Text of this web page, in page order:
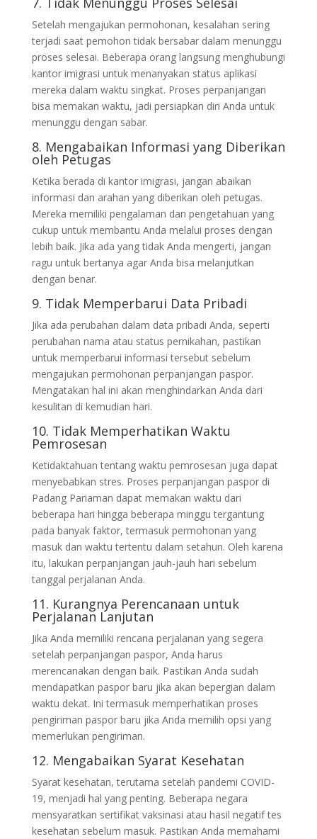
Setelah mengajukan permohonan, kesalahan sering
terjadi saat pemohon tidak bersabar dalam menunggu
proses selesai. Beberapa orang langsung menghubungi
kantor imigrasi untuk menanyakan status aplikasi
mereka dalam waktu singkat. Proses perpanjangan
bisa memakan waktu, jadi persiapkan diri Anda untuk
menunggu dengan sabar.
8. Mengabaikan Informasi yang Diberikan
oleh Petugas
Ketika berada di kantor imigrasi, jangan abaikan
informasi dan arahan yang diberikan oleh petugas.
Mereka memiliki pengalaman dan pengetahuan yang
cukup untuk membantu Anda melalui proses dengan
lebih baik. Jika ada yang tidak Anda mengerti, jangan
ragu untuk bertanya agar Anda bisa melanjutkan
dengan benar.
9. Tidak Memperbarui Data Pribadi
Jika ada perubahan dalam data pribadi Anda, seperti
perubahan nama atau status pernikahan, pastikan
untuk memperbarui informasi tersebut sebelum
mengajukan permohonan perpanjangan paspor.
Mengatakan hal ini akan menghindarkan Anda dari
kesulitan di kemudian hari.
10. Tidak Memperhatikan Waktu
Pemrosesan
Ketidaktahuan tentang waktu pemrosesan juga dapat
menyebabkan stres. Proses perpanjangan paspor di
Padang Pariaman dapat memakan waktu dari
beberapa hari hingga beberapa minggu tergantung
pada banyak faktor, termasuk permohonan yang
masuk dan waktu tertentu dalam setahun. Oleh karena
itu, lakukan perpanjangan jauh-jauh hari sebelum
tanggal perjalanan Anda.
11. Kurangnya Perencanaan untuk
Perjalanan Lanjutan
Jika Anda memiliki rencana perjalanan yang segera
setelah perpanjangan paspor, Anda harus
merencanakan dengan baik. Pastikan Anda sudah
mendapatkan paspor baru jika akan bepergian dalam
waktu dekat. Ini termasuk memperhatikan proses
pengiriman paspor baru jika Anda memilih opsi yang
memerlukan pengiriman.
12. Mengabaikan Syarat Kesehatan
Syarat kesehatan, terutama setelah pandemi COVID-
19, menjadi hal yang penting. Beberapa negara
mensyaratkan sertifikat vaksinasi atau hasil negatif tes
kesehatan sebelum masuk. Pastikan Anda memahami